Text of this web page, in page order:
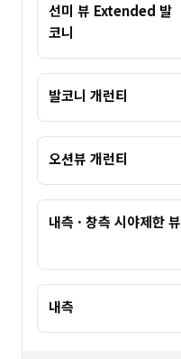
선미 뷰 Extended 발
코니
발코니 개런티
오션뷰 개런티
내측 · 창측 시야제한 뷰
내측